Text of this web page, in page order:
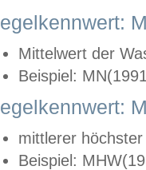
Mittelwert der
Beispiel:
mittlerer
Beispiel: